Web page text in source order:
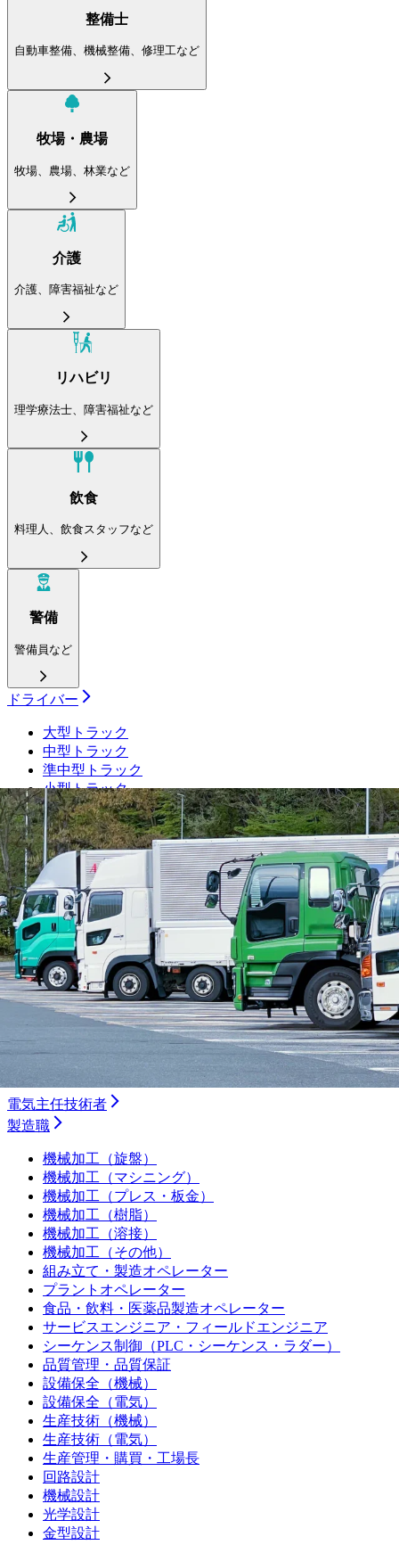
整備士
自動車整備、機械整備、修理工など
牧場・農場
牧場、農場、林業など
介護
介護、障害福祉など
リハビリ
理学療法士、障害福祉など
飲食
料理人、飲食スタッフなど
警備
警備員など
ドライバー
大型トラック
中型トラック
準中型トラック
小型トラック
ダンプ
トレーラー
タクシー
バス
ルート配送
長距離
フォークリフト・倉庫
運行管理者
施工管理技士
土木施工管理技士
電気工事施工管理技士
建築施工管理技士
管工事施工管理技士
電気主任技術者
製造職
機械加工（旋盤）
機械加工（マシニング）
機械加工（プレス・板金）
機械加工（樹脂）
機械加工（溶接）
機械加工（その他）
組み立て・製造オペレーター
プラントオペレーター
食品・飲料・医薬品製造オペレーター
サービスエンジニア・フィールドエンジニア
シーケンス制御（PLC・シーケンス・ラダー）
品質管理・品質保証
設備保全（機械）
設備保全（電気）
生産技術（機械）
生産技術（電気）
生産管理・購買・工場長
回路設計
機械設計
光学設計
金型設計